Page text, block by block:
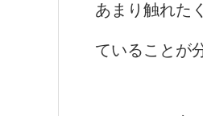
あまり触れた
ていることが